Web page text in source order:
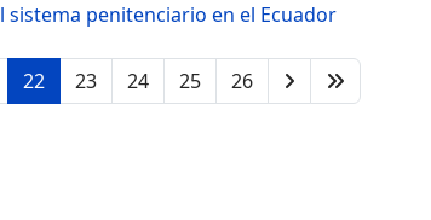
penitenciario en el Ecuador
22 23 24 25 26